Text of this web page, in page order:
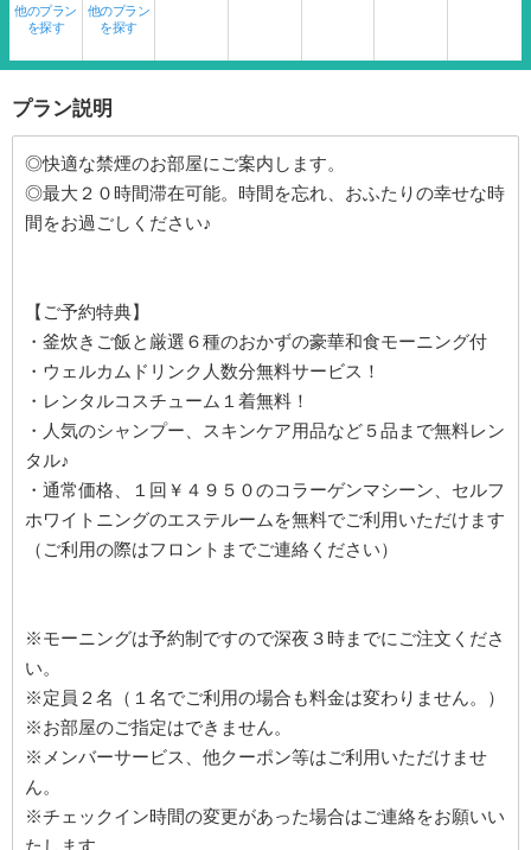
他のプラン
を探す
他のプラン
を探す
プラン説明
◎快適な禁煙のお部屋にご案内します。
◎最大２０時間滞在可能。時間を忘れ、おふたりの幸せな時
間をお過ごしください♪
【ご予約特典】
・釜炊きご飯と厳選６種のおかずの豪華和食モーニング付
・ウェルカムドリンク人数分無料サービス！
・レンタルコスチューム１着無料！
・人気のシャンプー、スキンケア用品など５品まで無料レン
タル♪
・通常価格、１回￥４９５０のコラーゲンマシーン、セルフ
ホワイトニングのエステルームを無料でご利用いただけます
（ご利用の際はフロントまでご連絡ください）
※モーニングは予約制ですので深夜３時までにご注文くださ
い。
※定員２名（１名でご利用の場合も料金は変わりません。）
※お部屋のご指定はできません。
※メンバーサービス、他クーポン等はご利用いただけませ
ん。
※チェックイン時間の変更があった場合はご連絡をお願いい
たします。